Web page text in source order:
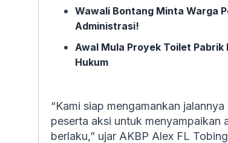
Wawali Bontang Minta Warga
Administrasi!
Awal Mula Proyek Toilet Pabrik
Hukum
“Kami siap mengamankan
peserta aksi untuk menyampaikan
berlaku,” ujar AKBP Alex FL